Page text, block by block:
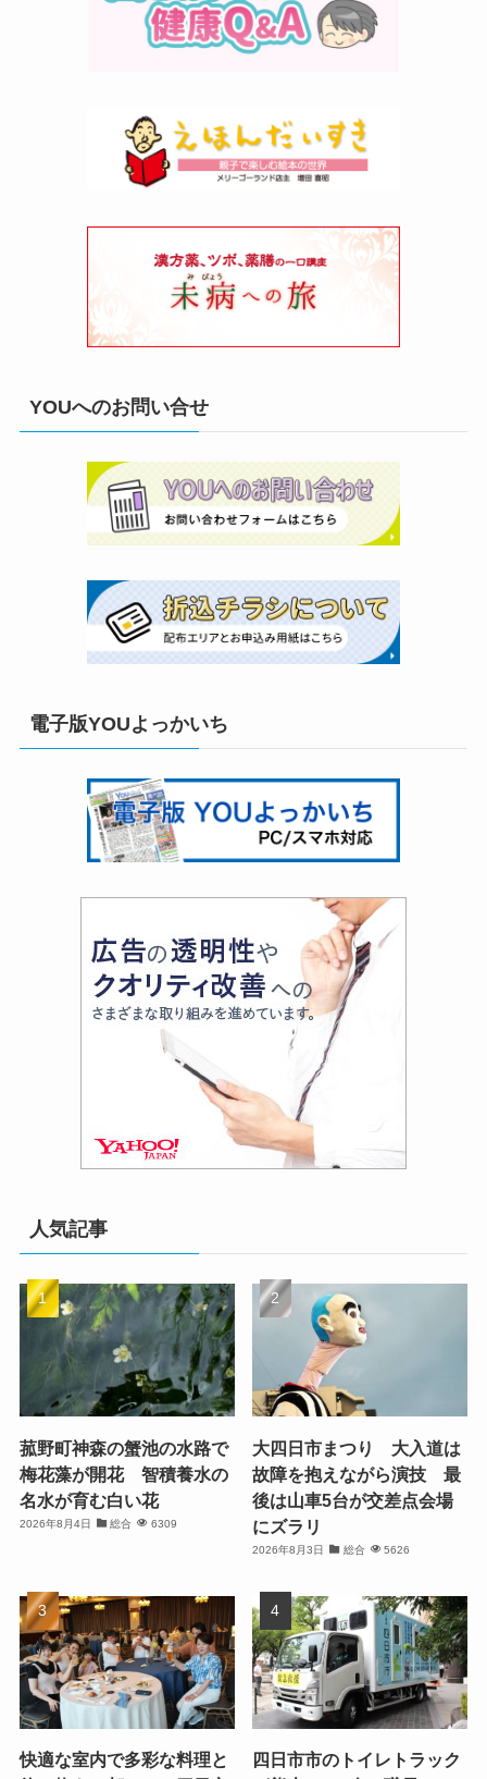
YOUへのお問い合せ
電子版YOUよっかいち
人気記事
菰野町神森の蟹池の水路で
梅花藻が開花 智積養水の
名水が育む白い花
2026年8月4日 総合 6309
大四日市まつり 大入道は
故障を抱えながら演技 最
後は山車5台が交差点会場
にズラリ
2026年8月3日 総合 5626
快適な室内で多彩な料理と
四日市市のトイレトラック